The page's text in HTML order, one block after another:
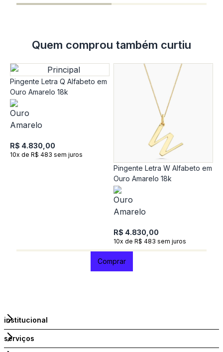
Quem comprou também curtiu
Pingente Letra Q Alfabeto em
Ouro Amarelo 18k
R$ 4.830,00
10x de R$ 483 sem juros
Pingente Letra W Alfabeto em
Ouro Amarelo 18k
R$ 4.830,00
10x de R$ 483 sem juros
Comprar
institucional
serviços